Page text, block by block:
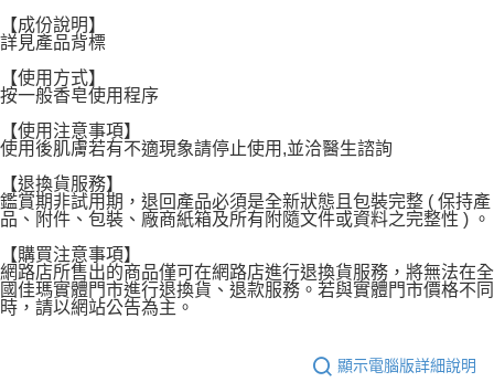
【成份說明】
詳見產品背標
【使用方式】
按一般香皂使用程序
【使用注意事項】
使用後肌膚若有不適現象請停止使用,並洽醫生諮詢
【退換貨服務】
鑑賞期非試用期，退回產品必須是全新狀態且包裝完整 ( 保持產
品、附件、包裝、廠商紙箱及所有附隨文件或資料之完整性 ) 。
【購買注意事項】
網路店所售出的商品僅可在網路店進行退換貨服務，將無法在全
國佳瑪實體門市進行退換貨、退款服務。若與實體門市價格不同
時，請以網站公告為主。
顯示電腦版詳細說明